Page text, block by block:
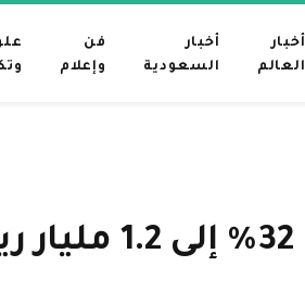
أخبار
العالم
أخبار
السعودية
فن
وإعلام